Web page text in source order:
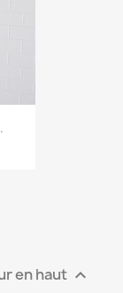
en haut 